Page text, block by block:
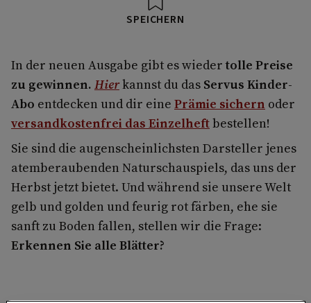
SPEICHERN
In der neuen Ausgabe gibt es wiedertolle Preise
zu gewinnen. Hierkannst du das Servus Kinder-
Abo entdecken und dir eine Prämie sichern oder
versandkostenfrei das Einzelheftbestellen!
Sie sind die augenscheinlichsten Darsteller jenes
atemberaubenden Naturschauspiels, das uns der
Herbst jetzt bietet. Und während sie unsere Welt
gelb und golden und feurig rot färben, ehe sie
sanft zu Boden fallen, stellen wir die Frage:
Erkennen Sie alle Blätter?